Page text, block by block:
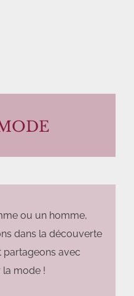
ou un homme,
dans la découverte
partageons avec
mode !